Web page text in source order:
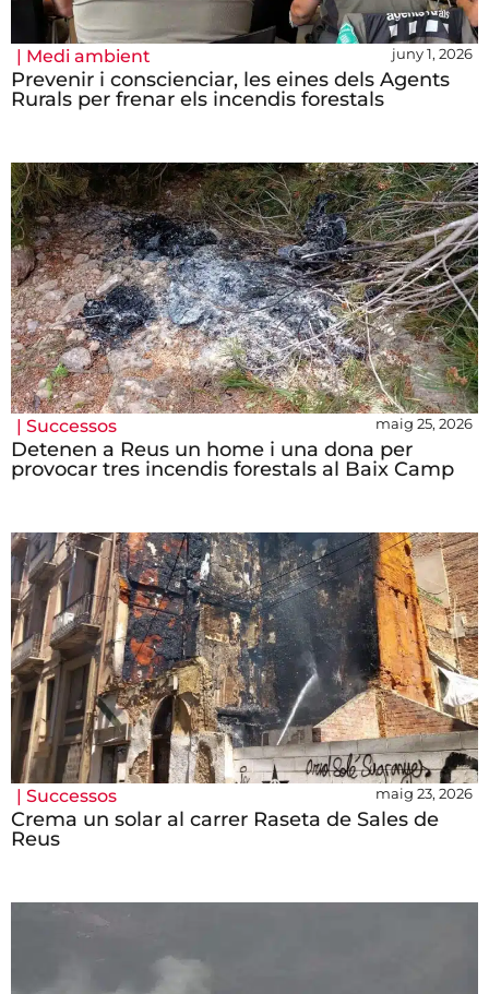
| Medi ambient juny 1, 2026
Prevenir i conscienciar, les eines dels Agents
Rurals per frenar els incendis forestals
| Successos maig 25, 2026
Detenen a Reus un home i una dona per
provocar tres incendis forestals al Baix Camp
| Successos maig 23, 2026
Crema un solar al carrer Raseta de Sales de
Reus